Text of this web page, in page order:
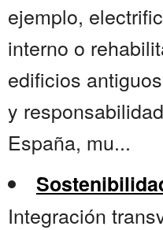
ejemplo,
interno o
edificios
y
España, mu...
Integración